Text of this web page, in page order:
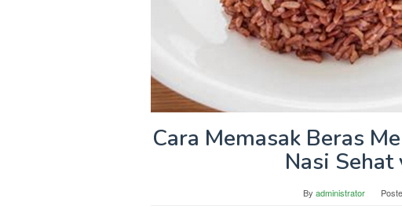
Cara Memasak Beras
Nasi
By administrator